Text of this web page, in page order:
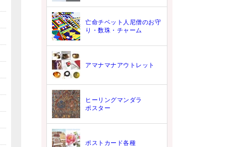
亡命チベット人尼僧のお守
り・数珠・チャーム
アマナマナアウトレット
ヒーリングマンダラ
ポスター
ポストカード各種